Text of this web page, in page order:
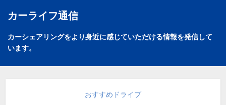
カーライフ通信
カーシェアリングをより身近に感じていただける情報を発信して
います。
おすすめドライブ